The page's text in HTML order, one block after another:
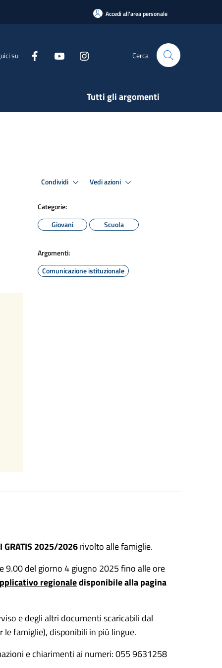
Accedi all'area personale
su Cerca
Tutti gli argomenti
Condividi Vedi azioni
Categorie:
Giovani
Scuola
Argomenti:
Comunicazione istituzionale
GRATIS 2025/2026rivolto alle famiglie.
9.00 del giorno 4 giugno 2025 fino alle ore
regionaledisponibile alla pagina
e degli altri documenti scaricabili dal
le famiglie), disponibili in più lingue.
e chiarimenti ai numeri: 055 9631258